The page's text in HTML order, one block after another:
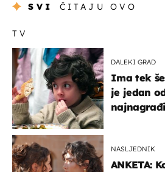
SVI ČITAJU OVO
TV
DALEKI GRAD
Ima tek
je jedan
NASLJEDNIK
ANKETA: